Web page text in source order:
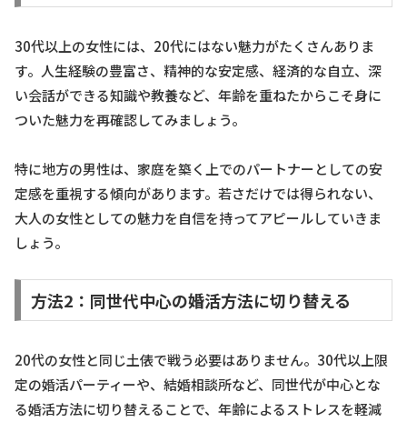
30代以上の女性には、20代にはない魅力がたくさんありま
す。人生経験の豊富さ、精神的な安定感、経済的な自立、深
い会話ができる知識や教養など、年齢を重ねたからこそ身に
ついた魅力を再確認してみましょう。
特に地方の男性は、家庭を築く上でのパートナーとしての安
定感を重視する傾向があります。若さだけでは得られない、
大人の女性としての魅力を自信を持ってアピールしていきま
しょう。
方法2：同世代中心の婚活方法に切り替える
20代の女性と同じ土俵で戦う必要はありません。30代以上限
定の婚活パーティーや、結婚相談所など、同世代が中心とな
る婚活方法に切り替えることで、年齢によるストレスを軽減